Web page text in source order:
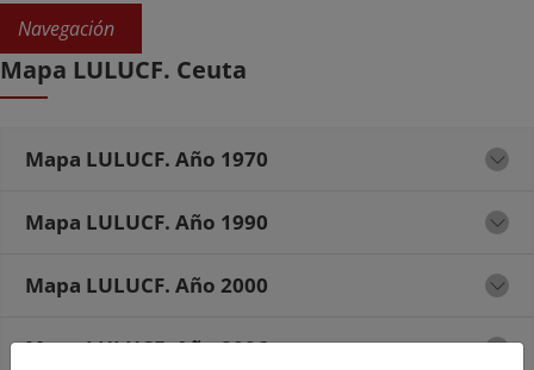
Navegación
Mapa LULUCF. Ceuta
Mapa LULUCF. Año 1970
Mapa LULUCF. Año 1990
Mapa LULUCF. Año 2000
Mapa LULUCF. Año 2006